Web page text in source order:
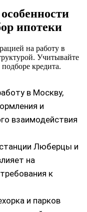
ипотеки
на работу в
Учитывайте
кредита.
в Москву,
и
взаимодействия
Люберцы и
на
к
и парков